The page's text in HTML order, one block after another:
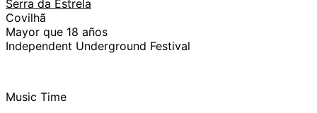
Serra da Estrela
Covilhã
Mayor que 18 años
Independent Underground Festival
Music Time